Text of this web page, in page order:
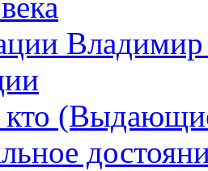
кто